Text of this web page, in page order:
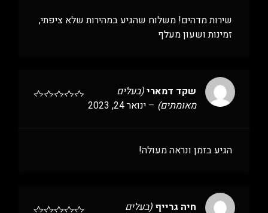
שירות מדהים! משלוח שהגיע במהירות שלא ציפתי,
זמינות ושעון מעלף
שקד דמארי(בעלים
מאומתים) – ינואר 24, 2023
הגיע בזמן ונראה מעולה!
חיה גרייף (בעלים